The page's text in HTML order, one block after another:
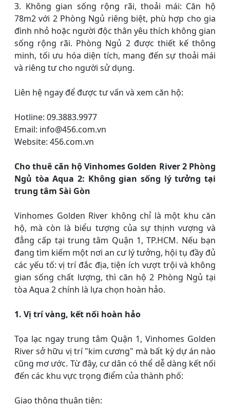
3. Không gian sống rộng rãi, thoải mái: Căn hộ
78m2 với 2 Phòng Ngủ riêng biệt, phù hợp cho gia
đình nhỏ hoặc người độc thân yêu thích không gian
sống rộng rãi. Phòng Ngủ 2 được thiết kế thông
minh, tối ưu hóa diện tích, mang đến sự thoải mái
và riêng tư cho người sử dụng.
Liên hệ ngay để được tư vấn và xem căn hộ:
Hotline: 09.3883.9977
Email: info@456.com.vn
Website: 456.com.vn
Cho thuê căn hộ Vinhomes Golden River 2 Phòng
Ngủ tòa Aqua 2: Không gian sống lý tưởng tại
trung tâm Sài Gòn
Vinhomes Golden River không chỉ là một khu căn
hộ, mà còn là biểu tượng của sự thịnh vượng và
đẳng cấp tại trung tâm Quận 1, TP.HCM. Nếu bạn
đang tìm kiếm một nơi an cư lý tưởng, hội tụ đầy đủ
các yếu tố: vị trí đắc địa, tiện ích vượt trội và không
gian sống chất lượng, thì căn hộ 2 Phòng Ngủ tại
tòa Aqua 2 chính là lựa chọn hoàn hảo.
1. Vị trí vàng, kết nối hoàn hảo
Tọa lạc ngay trung tâm Quận 1, Vinhomes Golden
River sở hữu vị trí "kim cương" mà bất kỳ dự án nào
cũng mơ ước. Từ đây, cư dân có thể dễ dàng kết nối
đến các khu vực trọng điểm của thành phố:
Giao thông thuận tiện: